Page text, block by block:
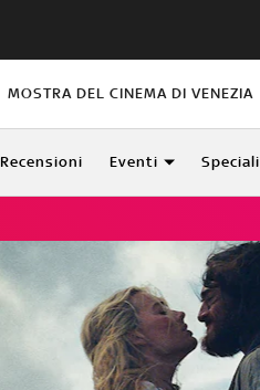
MOSTRA DEL CINEMA DI VENEZIA
Recensioni Eventi Speciali